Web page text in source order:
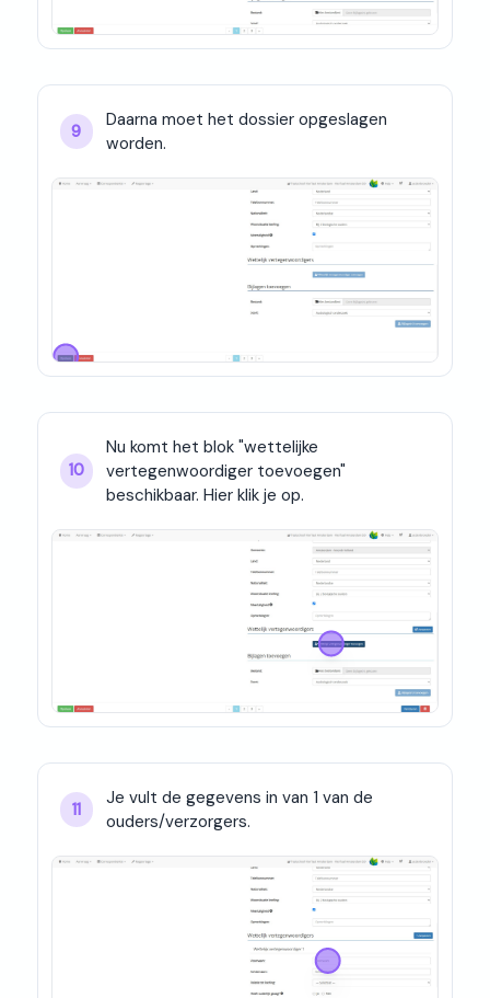
9
Daarna moet het dossier opgeslagen
worden.
10
Nu komt het blok "wettelijke
vertegenwoordiger toevoegen"
beschikbaar. Hier klik je op.
11
Je vult de gegevens in van 1 van de
ouders/verzorgers.